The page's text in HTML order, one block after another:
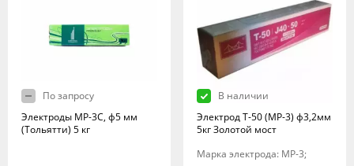
По запросу
Электроды МР-3С, ф5 мм
(Тольятти) 5 кг
В наличии
Электрод Т-50 (МР-3) ф3,2мм
5кг Золотой мост
Марка электрода: МР-3;